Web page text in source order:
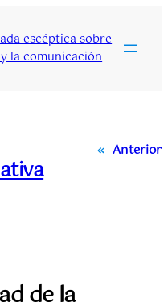
escéptica sobre
la comunicación
« Anterior
de la